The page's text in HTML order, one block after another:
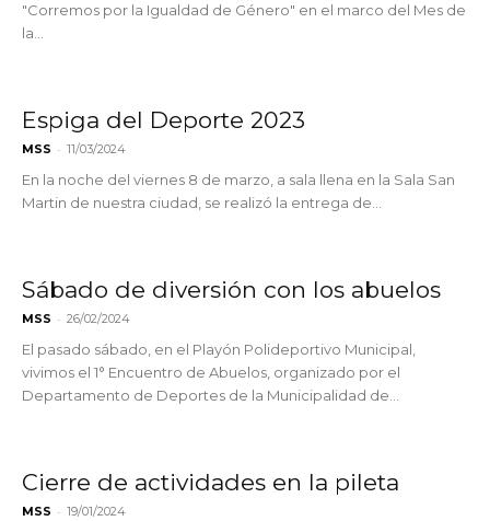
"Corremos por la Igualdad de Género" en el marco del Mes de
la...
Espiga del Deporte 2023
MSS - 11/03/2024
En la noche del viernes 8 de marzo, a sala llena en la Sala San
Martin de nuestra ciudad, se realizó la entrega de...
Sábado de diversión con los abuelos
MSS - 26/02/2024
El pasado sábado, en el Playón Polideportivo Municipal,
vivimos el 1° Encuentro de Abuelos, organizado por el
Departamento de Deportes de la Municipalidad de...
Cierre de actividades en la pileta
MSS - 19/01/2024